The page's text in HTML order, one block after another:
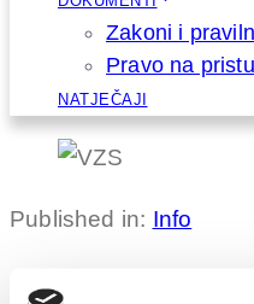
Zakoni i
Pravo na
NATJEČAJI
Published in: Info